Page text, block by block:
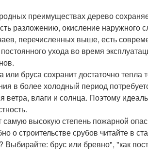
преимуществах дерево
разложению, окисление наружного
перечисленных выше, есть
ухода во время
или бруса сохранит достаточно
в более холодный период
ветра, влаги и солнца. Поэтому
высокую степень пожарной
о строительстве срубов читайте в
брус или бревно", "как